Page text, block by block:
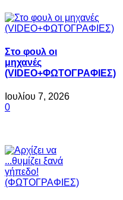
Στο φουλ οι
μηχανές
(VIDEO+ΦΩΤΟΓΡΑΦΙΕΣ)
Ιουλίου 7, 2026
0